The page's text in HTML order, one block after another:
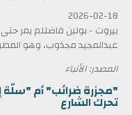
2026-02-18
بيروت - بولين فاضللم يمر
عبدالمجيد مجذوب، وهو
المصدر: الأنباء
"مجزرة ضرائب" أم "سلّة
تحرك الشارع